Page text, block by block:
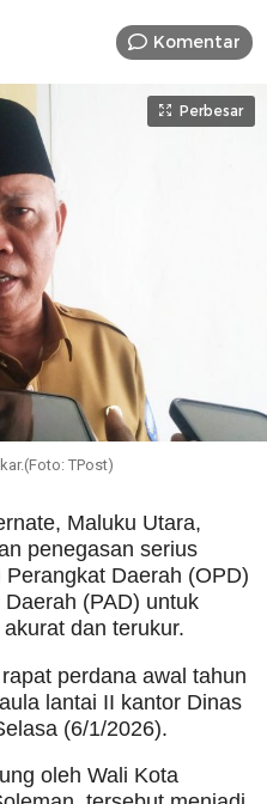
Komentar
Perbesar
TPost)
Maluku Utara,
penegasan serius
Daerah (OPD)
(PAD) untuk
dan terukur.
perdana awal tahun
lantai II kantor Dinas
(6/1/2026).
oleh Wali Kota